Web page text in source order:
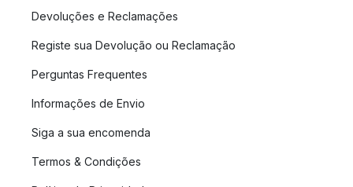
Devoluções e Reclamações
Registe sua Devolução ou Reclamação
Perguntas Frequentes
Informações de Envio
Siga a sua encomenda
Termos & Condições